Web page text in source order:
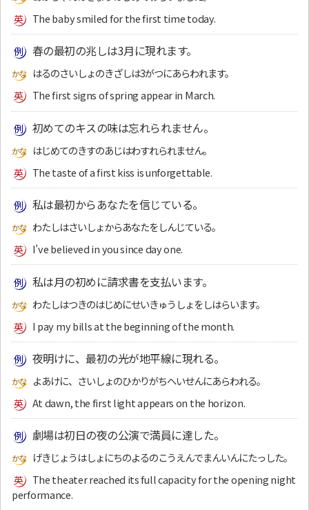
The baby smiled for the first time today.
春の最初の兆しは3月に現れます。
はるのさいしょのきざしは3がつにあらわれます。
The first signs of spring appear in March.
初めてのキスの味は忘れられません。
はじめてのきすのあじはわすれられません。
The taste of a first kiss is unforgettable.
私は最初からあなたを信じている。
わたしはさいしょからあなたをしんじている。
I’ve believed in you since day one.
私は月の初めに請求書を支払います。
わたしはつきのはじめにせいきゅうしょをしはらいます。
I pay my bills at the beginning of the month.
夜明けに、最初の光が地平線に現れる。
よあけに、さいしょのひかりがちへいせんにあらわれる。
At dawn, the first light appears on the horizon.
劇場は初日の夜の公演で満員に達した。
げきじょうはしょにちのよるのこうえんでまんいんにたっした。
The theater reached its full capacity for the opening night
performance.